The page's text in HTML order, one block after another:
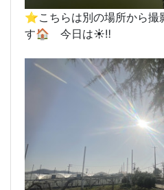
⭐️こちらは別の場所から撮
す🏠 今日は☀️‼️